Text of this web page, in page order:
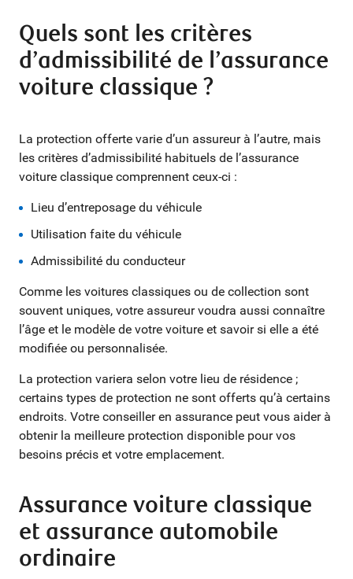
Quels sont les critères
d’admissibilité de l’assurance
voiture classique ?
La protection offerte varie d’un assureur à l’autre, mais
les critères d’admissibilité habituels de l’assurance
voiture classique comprennent ceux-ci :
Lieu d’entreposage du véhicule
Utilisation faite du véhicule
Admissibilité du conducteur
Comme les voitures classiques ou de collection sont
souvent uniques, votre assureur voudra aussi connaître
l’âge et le modèle de votre voiture et savoir si elle a été
modifiée ou personnalisée.
La protection variera selon votre lieu de résidence ;
certains types de protection ne sont offerts qu’à certains
endroits. Votre conseiller en assurance peut vous aider à
obtenir la meilleure protection disponible pour vos
besoins précis et votre emplacement.
Assurance voiture classique
et assurance automobile
ordinaire